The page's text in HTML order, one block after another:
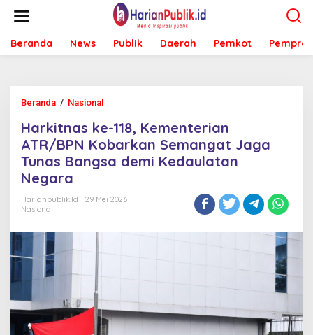
t
Beranda News Publik Daerah Pemkot Pemprov
Beranda / Nasional
r
k
i
t
s
K
e
m
Harkitnas ke-118, Kementerian
ATR/BPN Kobarkan Semangat Jaga
Tunas Bangsa demi Kedaulatan
Negara
Harianpublik.id
29 Mei 2026
Nasional